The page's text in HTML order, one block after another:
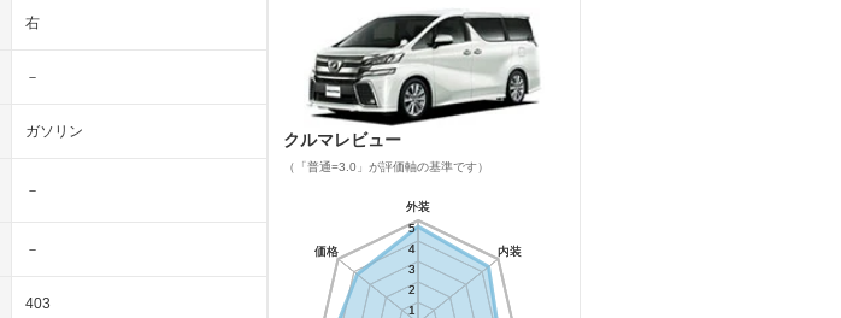
右
－
ガソリン
－
－
403
クルマレビュー
（「普通=3.0」が評価軸の基準です）
外装
内装
価格
1
2
3
4
5
外装
内装
価格
1
2
3
4
5